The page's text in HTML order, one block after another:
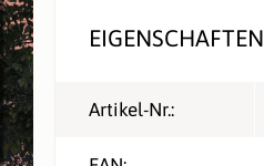
EIGENSCHAFTEN
Artikel-Nr.: